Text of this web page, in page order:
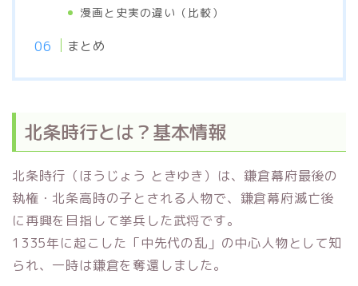
漫画と史実の違い（比較）
まとめ
北条時行とは？基本情報
北条時行（ほうじょう ときゆき）は、鎌倉幕府最後の
執権・北条高時の子とされる人物で、鎌倉幕府滅亡後
に再興を目指して挙兵した武将です。
1335年に起こした「中先代の乱」の中心人物として知
られ、一時は鎌倉を奪還しました。